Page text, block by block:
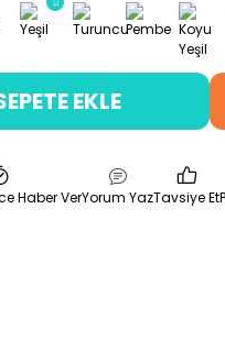
EKLE
Haber VerYorum YazTavsiye Et